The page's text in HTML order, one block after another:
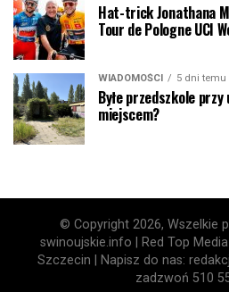
Hat-trick Jonathana
Tour de Pologne UCI
WIADOMOŚCI 5 dni temu
Byłe przedszkole
miejscem?
© Copyright 2026, Wszelkie
swinoujskie.info | Red Top
Szczecin | Napisz do nas:
zadzwoń 510